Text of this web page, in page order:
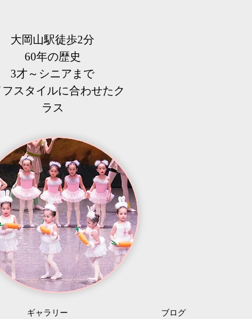
大岡山駅徒歩2分
60年の歴史
3才～シニアまで
フスタイルに合わせたク
ラス
ギャラリー ブログ